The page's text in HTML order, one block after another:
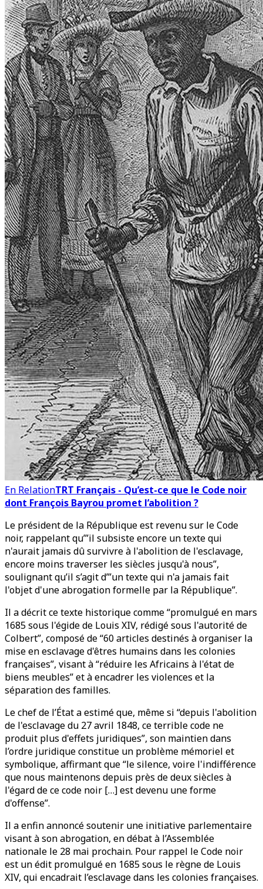
En RelationTRT Français - Qu’est-ce que le Code noir
dont François Bayrou promet l’abolition ?
Le président de la République est revenu sur le Code
noir, rappelant qu’”il subsiste encore un texte qui
n'aurait jamais dû survivre à l'abolition de l'esclavage,
encore moins traverser les siècles jusqu'à nous”,
soulignant qu’il s’agit d’”un texte qui n'a jamais fait
l'objet d'une abrogation formelle par la République”.
Il a décrit ce texte historique comme “promulgué en mars
1685 sous l'égide de Louis XIV, rédigé sous l'autorité de
Colbert”, composé de “60 articles destinés à organiser la
mise en esclavage d'êtres humains dans les colonies
françaises”, visant à “réduire les Africains à l'état de
biens meubles” et à encadrer les violences et la
séparation des familles.
Le chef de l’État a estimé que, même si “depuis l'abolition
de l'esclavage du 27 avril 1848, ce terrible code ne
produit plus d'effets juridiques”, son maintien dans
l’ordre juridique constitue un problème mémoriel et
symbolique, affirmant que “le silence, voire l'indifférence
que nous maintenons depuis près de deux siècles à
l'égard de ce code noir […] est devenu une forme
d'offense”.
Il a enfin annoncé soutenir une initiative parlementaire
visant à son abrogation, en débat à l’Assemblée
nationale le 28 mai prochain. Pour rappel le Code noir
est un édit promulgué en 1685 sous le règne de Louis
XIV, qui encadrait l’esclavage dans les colonies françaises.